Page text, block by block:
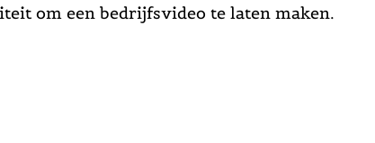
om een bedrijfsvideo te laten maken.